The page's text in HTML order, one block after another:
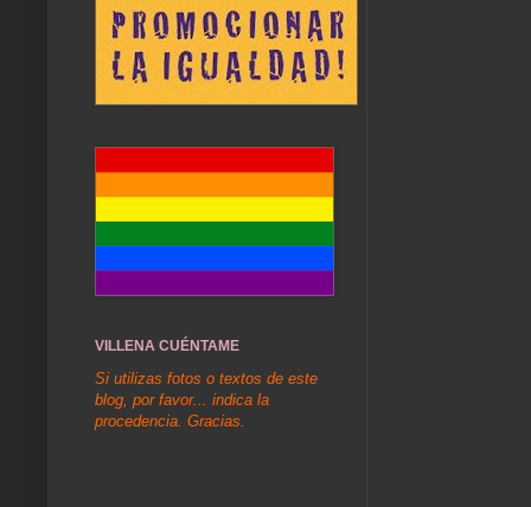
VILLENA CUÉNTAME
Si utilizas fotos o textos de este
blog, por favor... indica la
procedencia. Gracias.